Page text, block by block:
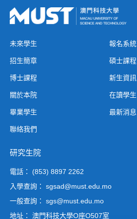
未來學生 報名系統
招生簡章 碩士課程
博士課程 新生資訊
關於本院 在讀學生
畢業學生 最新消息
聯絡我們
研究生院
電話： (853) 8897 2262
入學查詢： sgsad@must.edu.mo
一般查詢： sgs@must.edu.mo
地址： 澳門科技大學O座O507室